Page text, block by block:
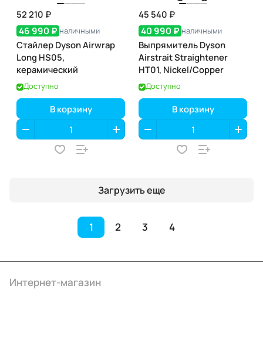
52 210 ₽
46 990 ₽ наличными
Стайлер Dyson Airwrap
Long HS05,
керамический
Доступно
В корзину
45 540 ₽
40 990 ₽ наличными
Выпрямитель Dyson
Airstrait Straightener
HT01, Nickel/Copper
Доступно
В корзину
Загрузить еще
1 2 3 4
Интернет-магазин